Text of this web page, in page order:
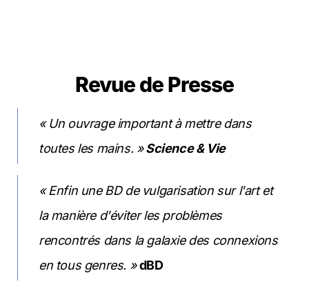
Revue de Presse
« Un ouvrage important à mettre dans
toutes les mains. » Science & Vie
« Enfin une BD de vulgarisation sur l'art et
la manière d'éviter les problèmes
rencontrés dans la galaxie des connexions
en tous genres. » dBD